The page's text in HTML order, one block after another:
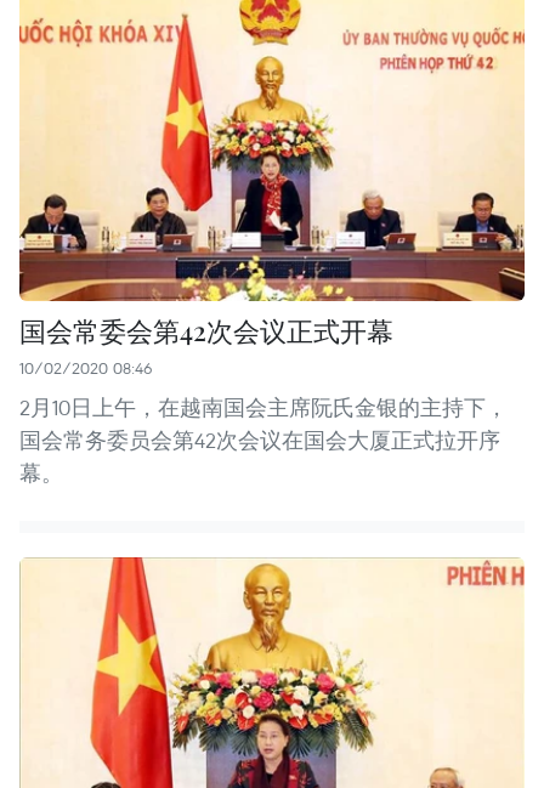
国会常委会第42次会议正式开幕
10/02/2020 08:46
2月10日上午，在越南国会主席阮氏金银的主持下，
国会常务委员会第42次会议在国会大厦正式拉开序
幕。